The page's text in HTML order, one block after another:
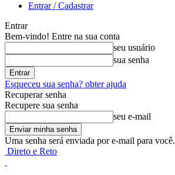
Entrar / Cadastrar
Entrar
Bem-vindo! Entre na sua conta
seu usuário
sua senha
Esqueceu sua senha? obter ajuda
Recuperar senha
Recupere sua senha
seu e-mail
Uma senha será enviada por e-mail para você.
Direto e Reto